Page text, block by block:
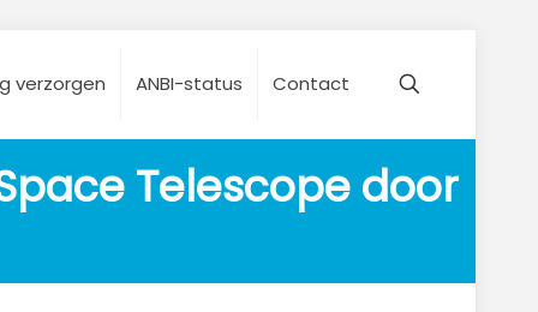
verzorgen ANBI-status Contact
Telescope door